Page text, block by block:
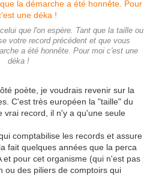
que l'on espère. Tant que la taille ou
votre record précédent et que vous
a été honnête. Pour moi c'est une
déka !
poète, je voudrais revenir sur la
C'est très européen la "taille" du
vrai record, il n'y a qu'une seule
comptabilise les records et assure
fait quelques années que la perca
et pour cet organisme (qui n'est pas
ou des piliers de comptoirs qui